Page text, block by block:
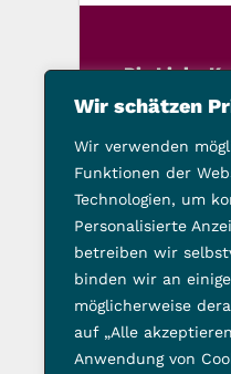
Wir schätzen
Wir verwenden
Funktionen der
Technologien, um
Personalisierte
betreiben wir
binden wir an
möglicherweise
auf „Alle
Anwendung von
Die Linke
Folge uns